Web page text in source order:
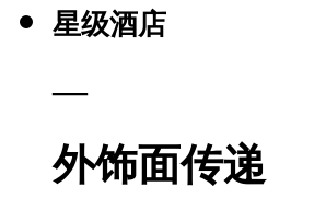
星级酒店
—
外饰面传递